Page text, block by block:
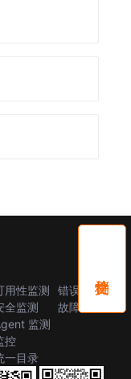
用性监测
全监测
监测
控
一目录
错误中心
故障中心